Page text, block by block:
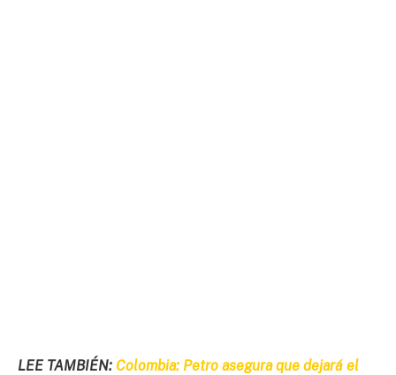
LEE TAMBIÉN: Colombia: Petro asegura que dejará el